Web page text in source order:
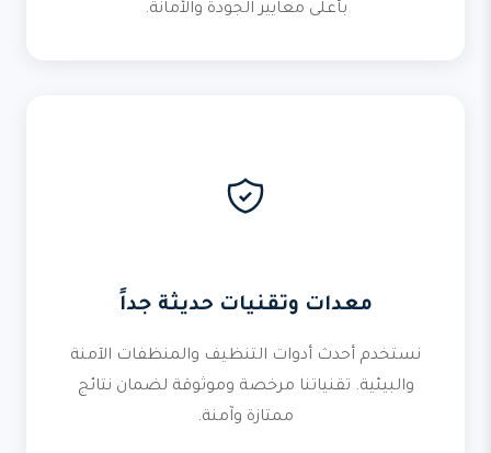
بأعلى معايير الجودة والأمانة.
معدات وتقنيات حديثة جداً
نستخدم أحدث أدوات التنظيف والمنظفات الآمنة
والبيئية. تقنياتنا مرخصة وموثوقة لضمان نتائج
ممتازة وآمنة.